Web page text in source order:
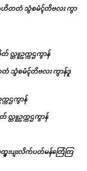
ဟိတတံ သွံစမံၚ်တိဗလး ကွာ
လ္တူဥက္ကဌကွာန်
သွံစမံၚ်တိဗလး ကွာန်ဒူ
ကဌကွာန်
လ္တူဥက္ကဌကွာန်
းပျးလိက်ပတ်မန်တြေံတြ